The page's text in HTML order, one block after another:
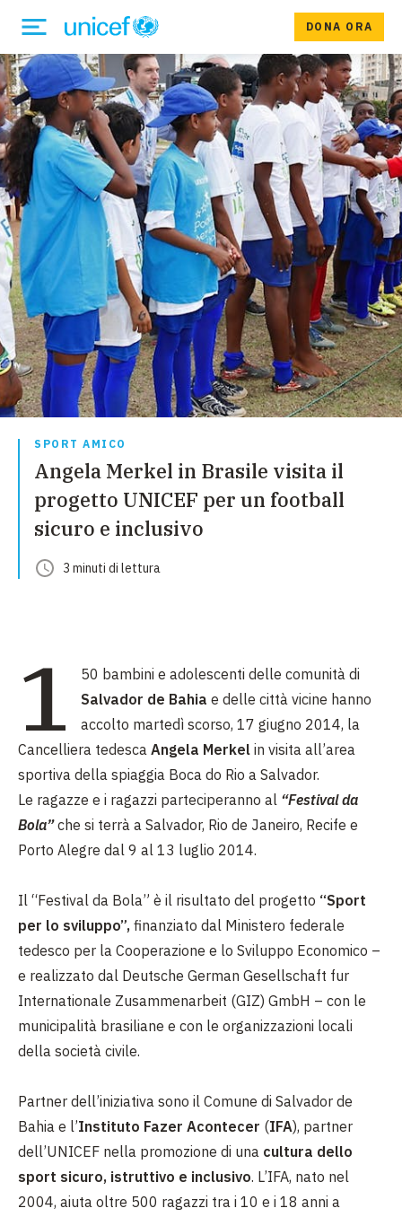
DONA ORA
SPORT AMICO
Angela Merkel in Brasile visita il
progetto UNICEF per un football
sicuro e inclusivo
3 minuti di lettura
1
50 bambini e adolescenti delle comunità di
Salvador de Bahia e delle città vicine hanno
accolto martedì scorso, 17 giugno 2014, la
Cancelliera tedesca Angela Merkel in visita all’area
sportiva della spiaggia Boca do Rio a Salvador.
Le ragazze e i ragazzi parteciperanno al “Festival da
Bola”che si terrà a Salvador, Rio de Janeiro, Recife e
Porto Alegre dal 9 al 13 luglio 2014.
Il “Festival da Bola” è il risultato del progetto “Sport
per lo sviluppo”, finanziato dal Ministero federale
tedesco per la Cooperazione e lo Sviluppo Economico –
e realizzato dal Deutsche German Gesellschaft fur
Internationale Zusammenarbeit (GIZ) GmbH – con le
municipalità brasiliane e con le organizzazioni locali
della società civile.
Partner dell’iniziativa sono il Comune di Salvador de
Bahia e l’Instituto Fazer Acontecer (IFA), partner
dell’UNICEF nella promozione di una cultura dello
sport sicuro, istruttivo e inclusivo. L’IFA, nato nel
2004, aiuta oltre 500 ragazzi tra i 10 e i 18 anni a